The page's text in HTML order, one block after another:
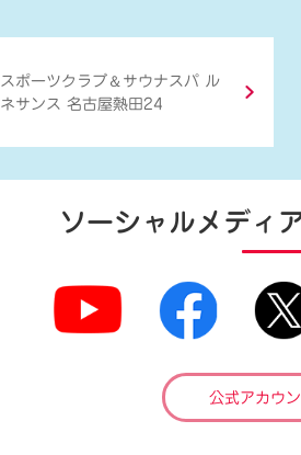
スポーツクラブ ＆ サウナスパ ル
ネサンス 名古屋熱田24
ソーシャルメディ
公式アカウ